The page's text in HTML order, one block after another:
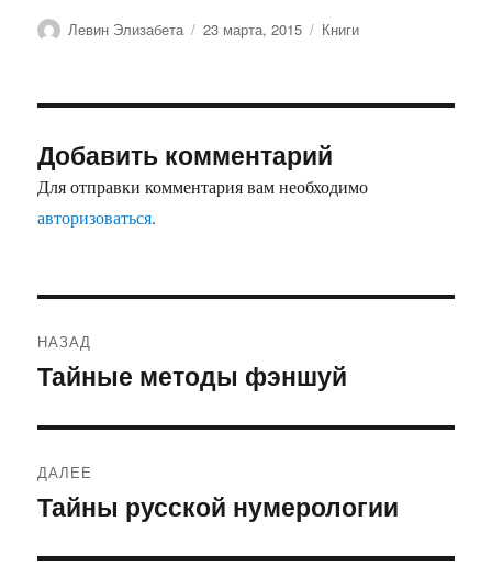
Автор
Левин Элизабета Опубликовано
23 марта, 2015 Рубрики
Книги
Добавить комментарий
Для отправки комментария вам необходимо
авторизоваться.
по
НАЗАД
Предыдущая
Тайные методы фэншуй
ДАЛЕЕ
Следующая
Тайны русской нумерологии